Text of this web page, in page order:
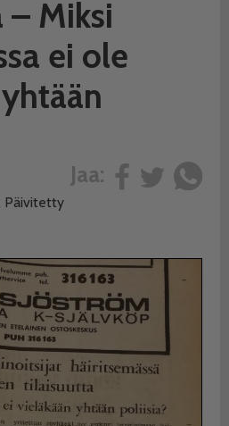
Miksi
ei ole
Jaa:
Päivitetty